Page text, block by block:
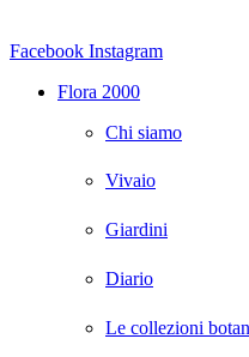
Facebook Instagram
Flora 2000
Chi siamo
Vivaio
Giardini
Diario
Le collezioni